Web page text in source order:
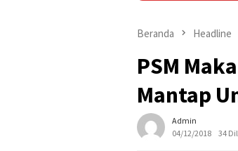
Beranda Headline
PSM
Mantap
Admin
04/12/2018
34